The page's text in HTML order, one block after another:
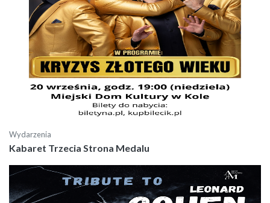
Wydarzenia
Kabaret Trzecia Strona Medalu